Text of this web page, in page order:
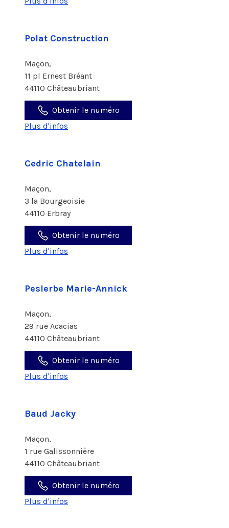
Polat Construction
Maçon,
11 pl Ernest Bréant
44110 Châteaubriant
Obtenir le numéro
Plus d'infos
Cedric Chatelain
Maçon,
3 la Bourgeoisie
44110 Erbray
Obtenir le numéro
Plus d'infos
Peslerbe Marie-Annick
Maçon,
29 rue Acacias
44110 Châteaubriant
Obtenir le numéro
Plus d'infos
Baud Jacky
Maçon,
1 rue Galissonnière
44110 Châteaubriant
Obtenir le numéro
Plus d'infos